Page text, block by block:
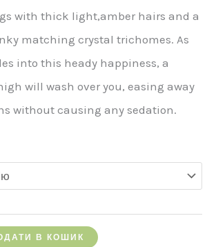
with thick light,amber hairs and a
matching crystal trichomes. As
into this heady happiness, a
will wash over you, easing away
without causing any sedation.
В КОШИК